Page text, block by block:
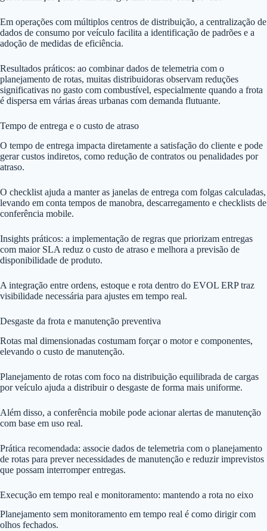
Em operações com múltiplos centros de distribuição, a centralização de
dados de consumo por veículo facilita a identificação de padrões e a
adoção de medidas de eficiência.
Resultados práticos: ao combinar dados de telemetria com o
planejamento de rotas, muitas distribuidoras observam reduções
significativas no gasto com combustível, especialmente quando a frota
é dispersa em várias áreas urbanas com demanda flutuante.
Tempo de entrega e o custo de atraso
O tempo de entrega impacta diretamente a satisfação do cliente e pode
gerar custos indiretos, como redução de contratos ou penalidades por
atraso.
O checklist ajuda a manter as janelas de entrega com folgas calculadas,
levando em conta tempos de manobra, descarregamento e checklists de
conferência mobile.
Insights práticos: a implementação de regras que priorizam entregas
com maior SLA reduz o custo de atraso e melhora a previsão de
disponibilidade de produto.
A integração entre ordens, estoque e rota dentro do EVOL ERP traz
visibilidade necessária para ajustes em tempo real.
Desgaste da frota e manutenção preventiva
Rotas mal dimensionadas costumam forçar o motor e componentes,
elevando o custo de manutenção.
Planejamento de rotas com foco na distribuição equilibrada de cargas
por veículo ajuda a distribuir o desgaste de forma mais uniforme.
Além disso, a conferência mobile pode acionar alertas de manutenção
com base em uso real.
Prática recomendada: associe dados de telemetria com o planejamento
de rotas para prever necessidades de manutenção e reduzir imprevistos
que possam interromper entregas.
Execução em tempo real e monitoramento: mantendo a rota no eixo
Planejamento sem monitoramento em tempo real é como dirigir com
olhos fechados.